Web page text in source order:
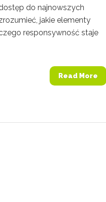
do najnowszych
jakie elementy
responsywność staje
Read More